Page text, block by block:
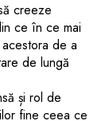
creeze
ce în ce mai
de a
de lungă
și rol de
fine ceea ce